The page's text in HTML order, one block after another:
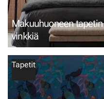
Makuuhuoneen
vinkkiä
Tapetit